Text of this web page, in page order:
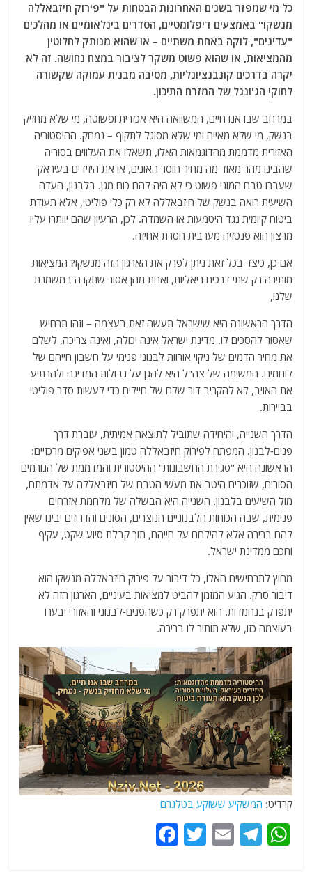
at
s
A
p
p
e
g
ra
m
ai
l
itt
er
c
e
b
o
o
k
כל מי שמפזר בשנים האחרונות הבטחות על "פירוק חיזבאללה
מנשקו" באמצעים דיפלומטיים, הסדרים בינלאומיים או מהלכים
"עדינים", לוקה באחת משתיים – או שהוא מנותק לחלוטין
מהמציאות, או שהוא פשוט משקר לציבור במצח נחושה. זה לא
יקרה בדרכים קונבנציונליות, מסיבה מבנית עמוקה שקשורה
לחוקי הג'ונגל של המזרח התיכון.
במרחב שבו אנו חיים, המשוואה היא אכזרית ופשוטה, מי שלא מחזיק
בנשק, מי שלא מאיים ומי שלא מסוגל לתקוף – נמחק. ההיסטוריה
האזורית מדממת מהדוגמאות האלו, תשאלו את העלווים בסוריה
שהבינו מהר מאוד מה מחיר חוסר האונים, או את היזידים בעיראק
שעברו טבח המוני פשוט כי לא היה להם כוח מגן. בלבנון, העדה
השיעית רואה בנשק של חיזבאללה לא רק כלי פוליטי, אלא תעודת
ביטוח קיומית נגד היטמעות או השמדה. לכן, הרעיון שהם יוותרו עליו
מרצון הוא פנטזיה מערבית חסרת אחיזה.
אם כן, כיצד בכל זאת ניתן לפרק את הארגון הזה מנשקו? המציאות
מותירה רק שתי דרכים ריאליות, ואחת מהן אסור שתקרה במשמרת
שלנו,
הדרך הראשונה היא שישראל תעשה זאת בעצמה – וזהו תרחיש
שאסור להסכים לו. מדינת ישראל אינה יכולה, ואינה צריכה, לשלם
את מחיר הדמים של ניקוי אורוות לבנוני פנימי על חשבון חייהם של
לוחמינו. המשימה של צה"ל היא להגן על גבולות המדינה ולהרתיע
את האויב, לא להקריב דור שלם של חיילים כדי לעשות סדר פוליטי
בביירות.
הדרך השנייה, והיחידה שתוביל לתוצאה אמיתית, עוברת דרך
פנים-לבנון. המפתח לפירוק חיזבאללה טמון בשני אפיקים מרכזיים:
הראשונה היא "סגירת החשבונות" ההיסטורית והמדממת של הגורמים
הסורים, שזוכרים היטב את מעשי הטבח של חיזבאללה על אדמתם,
מול השיעים בלבנון. השנייה היא הבשלה של מלחמת אזרחים
פנימית, שבה הכוחות הלבנוניים הנוצרים, הסונים והדרוזים יבינו שאין
להם ברירה אלא להילחם על חייהם, תוך קבלת סיוע שקט, עקיף
וחכם ממדינת ישראל.
מחוץ לתרחישים האלו, כל דיבור על פירוק חיזבאללה מנשקו הוא
דיבור סרק. הגיע המזמן להביט למציאות בעיניים, הארגון הזה לא
יתפרק בנחמדות. הוא יתפרק רק כשהפנים-לבנוני והאזורי יבערו
בעוצמה כזו, שלא תותיר לו ברירה.
קרדיט: המשקיע ששוקע בטלגרם
W
T
E
T